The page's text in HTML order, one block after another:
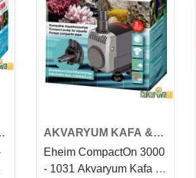
AKVARYUM KAFA &
SUMP MOTORU
Eheim CompactOn 3000
- 1031 Akvaryum Kafa &